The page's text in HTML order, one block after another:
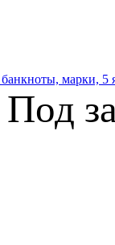
марки,
Под